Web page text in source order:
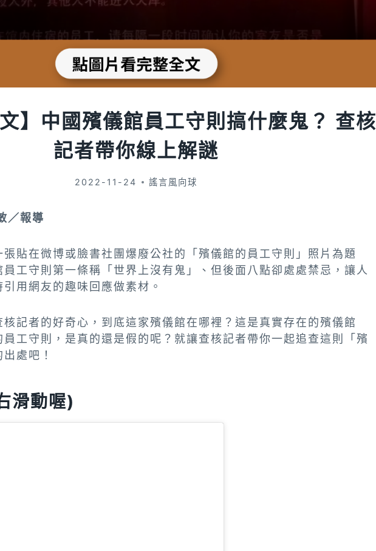
文】中國殯儀館員工守則搞什麼鬼？ 查核
記者帶你線上解謎
2022-11-24 謠言風向球
／報導
貼在微博或臉書社團爆廢公社的「殯儀館的員工守則」照片為題
工守則第一條稱「世界上沒有鬼」、但後面八點卻處處禁忌，讓人
用網友的趣味回應做素材。
記者的好奇心，到底這家殯儀館在哪裡？這是真實存在的殯儀館
工守則，是真的還是假的呢？就讓查核記者帶你一起追查這則「殯
處吧！
滑動喔)